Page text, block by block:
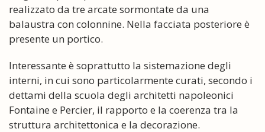
realizzato da tre arcate sormontate da una
balaustra con colonnine. Nella facciata posteriore è
presente un portico.
Interessante è soprattutto la sistemazione degli
interni, in cui sono particolarmente curati, secondo i
dettami della scuola degli architetti napoleonici
Fontaine e Percier, il rapporto e la coerenza tra la
struttura architettonica e la decorazione.